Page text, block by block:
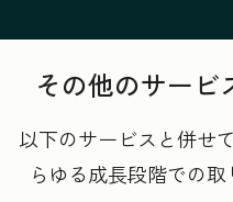
その他のサービ
以下のサービスと併せ
らゆる成長段階での取